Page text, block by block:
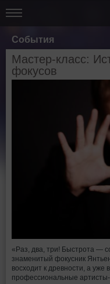
События
Мастер-класс:
фокусов
«Раз, два, три! Быстрота —
знаменитый фокусник
восходит к древности, а уже
профессиональные